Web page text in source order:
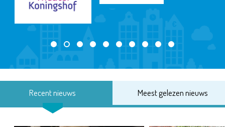
Recent nieuws Meest gelezen nieuws